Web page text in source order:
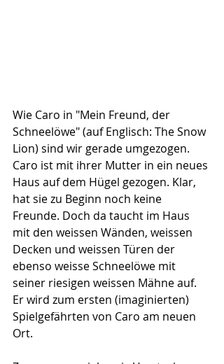
Wie Caro in "Mein Freund, der
Schneelöwe" (auf Englisch: The Snow
Lion) sind wir gerade umgezogen.
Caro ist mit ihrer Mutter in ein neues
Haus auf dem Hügel gezogen. Klar,
hat sie zu Beginn noch keine
Freunde. Doch da taucht im Haus
mit den weissen Wänden, weissen
Decken und weissen Türen der
ebenso weisse Schneelöwe mit
seiner riesigen weissen Mähne auf.
Er wird zum ersten (imaginierten)
Spielgefährten von Caro am neuen
Ort.